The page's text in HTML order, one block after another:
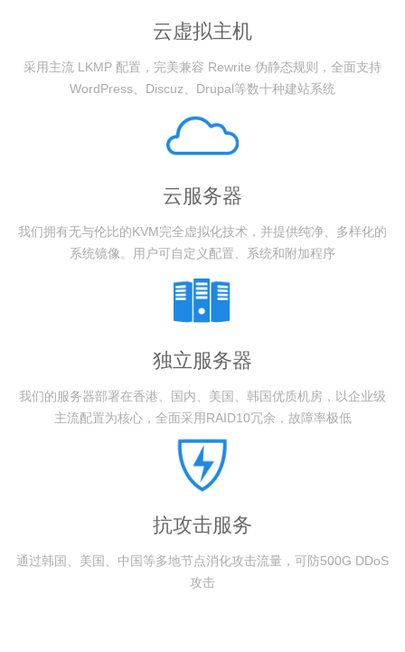
云虚拟主机
采用主流 LKMP 配置，完美兼容 Rewrite 伪静态规则，全面支持
WordPress、Discuz、Drupal等数十种建站系统
云服务器
我们拥有无与伦比的KVM完全虚拟化技术，并提供纯净、多样化的
系统镜像。用户可自定义配置、系统和附加程序
独立服务器
我们的服务器部署在香港、国内、美国、韩国优质机房，以企业级
主流配置为核心，全面采用RAID10冗余，故障率极低
抗攻击服务
通过韩国、美国、中国等多地节点消化攻击流量，可防500G DDoS
攻击